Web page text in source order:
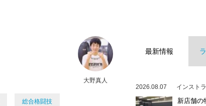
大野真人
総合格闘技
最新情報
2026.08.07 インスト
新店舗の